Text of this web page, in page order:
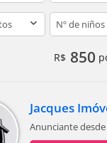
children
R$ 850
Jacques
Anunciante desde